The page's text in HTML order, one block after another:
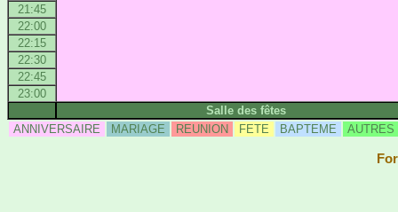
21:45
22:00
22:15
22:30
22:45
23:00
Salle des fêtes
ANNIVERSAIRE
MARIAGE REUNION FETE BAPTEME AUTRES